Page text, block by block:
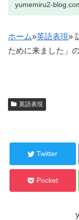
yumemiru2-
ホーム»英語表現»
ために来ました」
英語表現
Twitter
Pocket